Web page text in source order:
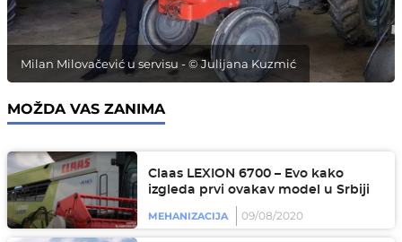
Milan Milovačević u servisu - © Julijana Kuzmić
MOŽDA VAS ZANIMA
Claas LEXION 6700 – Evo kako
izgleda prvi ovakav model u Srbiji
MEHANIZACIJA 09/08/2020